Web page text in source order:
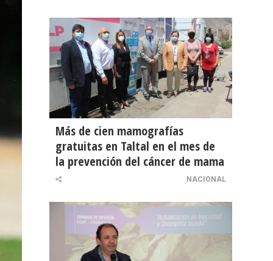
Más de cien mamografías
gratuitas en Taltal en el mes de
la prevención del cáncer de mama
NACIONAL